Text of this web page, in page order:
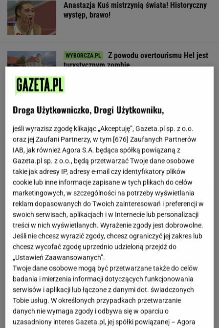
Anastazja Kuś mistrzynią świata! Historyczny
występ, brawo!
Z powodu overtourismu Hel jest
turystycznym zombie
SUBSKRYPCJA
Wyremontują hotel dla posłów.
Przejdzie "lifting" za 1,3 mln zł
Starzejąca się Polska uwalnia tysiące lokali.
Co czeka rynek?
DANIEL MAIKOWSKI
Droga Użytkowniczko, Drogi Użytkowniku,
jeśli wyrazisz zgodę klikając „Akceptuję”, Gazeta.pl sp. z o.o.
oraz jej Zaufani Partnerzy, w tym [676] Zaufanych Partnerów
IAB, jak również Agora S.A. będąca spółką powiązaną z
Gazeta.pl sp. z o.o., będą przetwarzać Twoje dane osobowe
takie jak adresy IP, adresy e-mail czy identyfikatory plików
cookie lub inne informacje zapisane w tych plikach do celów
marketingowych, w szczególności na potrzeby wyświetlania
reklam dopasowanych do Twoich zainteresowań i preferencji w
swoich serwisach, aplikacjach i w Internecie lub personalizacji
treści w nich wyświetlanych. Wyrażenie zgody jest dobrowolne.
Jeśli nie chcesz wyrazić zgody, chcesz ograniczyć jej zakres lub
chcesz wycofać zgodę uprzednio udzieloną przejdź do
„Ustawień Zaawansowanych”.
Twoje dane osobowe mogą być przetwarzane także do celów
badania i mierzenia informacji dotyczących funkcjonowania
serwisów i aplikacji lub łączone z danymi dot. świadczonych
Tobie usług. W określonych przypadkach przetwarzanie
danych nie wymaga zgody i odbywa się w oparciu o
uzasadniony interes Gazeta.pl, jej spółki powiązanej – Agora